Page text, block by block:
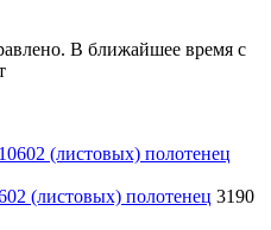
В ближайшее время с
(листовых) полотенец 3190